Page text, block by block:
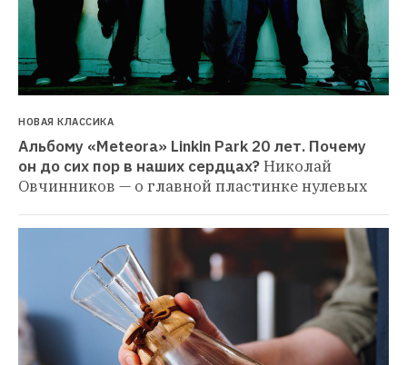
НОВАЯ КЛАССИКА
Альбому «Meteora» Linkin Park 20 лет. Почему
он до сих пор в наших сердцах?Николай
Овчинников — о главной пластинке нулевых